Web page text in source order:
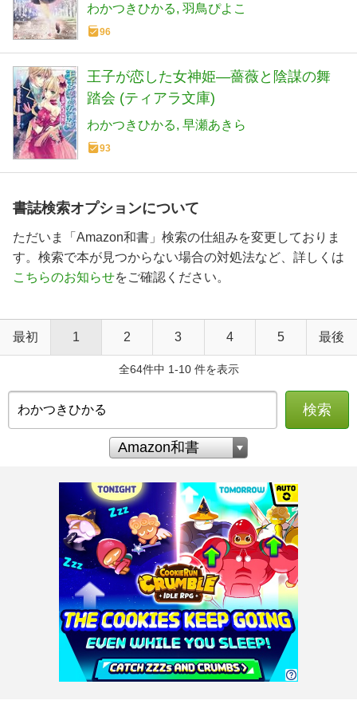
わかつきひかる 羽鳥ぴよこ
96
王子が恋した女神姫―薔薇と陰謀の舞
踏会 (ティアラ文庫)
わかつきひかる 早瀬あきら
93
書誌検索オプションについて
ただいま「Amazon和書」検索の仕組みを変更しておりま
す。検索で本が見つからない場合の対処法など、詳しくは
こちらのお知らせをご確認ください。
最初 1 2 3 4 5 最後
全64件中 1-10 件を表示
検索